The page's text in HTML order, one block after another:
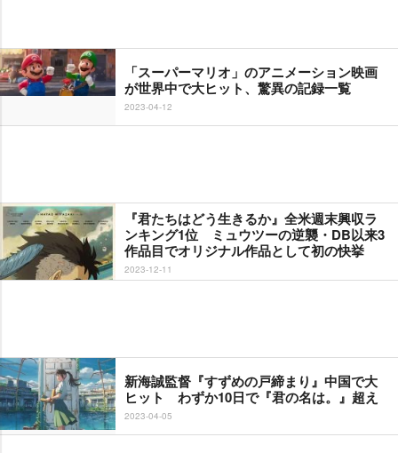
「スーパーマリオ」のアニメーション映画
が世界中で大ヒット、驚異の記録一覧
2023-04-12
『君たちはどう生きるか』全米週末興収ラ
ンキング1位 ミュウツーの逆襲・DB以来3
作品目でオリジナル作品として初の快挙
2023-12-11
新海誠監督『すずめの戸締まり』中国で大
ヒット わずか10日で『君の名は。』超え
2023-04-05